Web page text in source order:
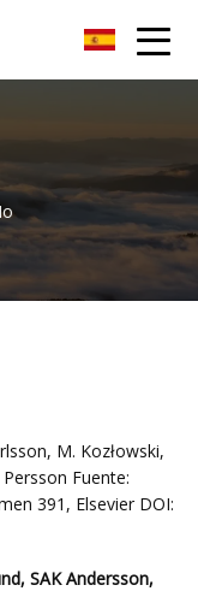
M. Kozłowski,
Fuente:
391, Elsevier DOI:
SAK Andersson,